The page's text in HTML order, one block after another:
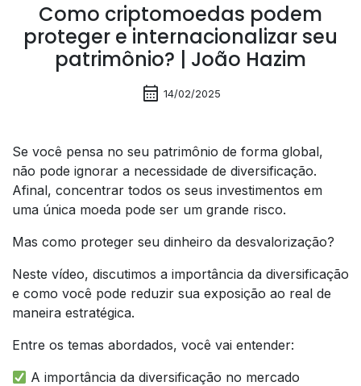
Como criptomoedas podem
proteger e internacionalizar seu
patrimônio? | João Hazim
calendar_month 14/02/2025
Se você pensa no seu patrimônio de forma global,
não pode ignorar a necessidade de diversificação.
Afinal, concentrar todos os seus investimentos em
uma única moeda pode ser um grande risco.
Mas como proteger seu dinheiro da desvalorização?
Neste vídeo, discutimos a importância da diversificação
e como você pode reduzir sua exposição ao real de
maneira estratégica.
Entre os temas abordados, você vai entender:
A importância da diversificação no mercado